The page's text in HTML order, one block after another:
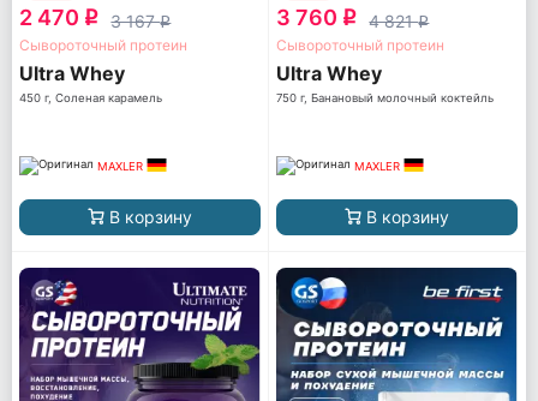
2 470 q 3 167q
Сывороточный протеин
Ultra Whey
450 г, Соленая карамель
MAXLER
В корзину
3 760 q 4 821q
Сывороточный протеин
Ultra Whey
750 г, Банановый молочный коктейль
MAXLER
В корзину